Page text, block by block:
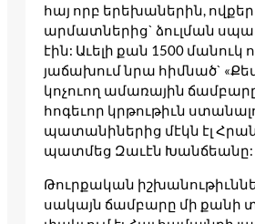
հայ որբ երեխաներին, ովքեր
արմատներից` ձուլման
էին: Աւելի քան 1500
յաճախում նրա հիմնած`
կոչուող ամառային
հոգեւոր կրթութիւն
պատանիներից մէկն էլ
պատմեց Զաւէն Խանճեանը:
Թուրքական
սակայն ճամբարը մի քանի